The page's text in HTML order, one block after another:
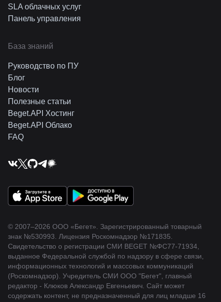
SLA облачных услуг
Панель управления
База знаний
Руководство по ПУ
Блог
Новости
Полезные статьи
Beget.API Хостинг
Beget.API Облако
FAQ
© 2007–2026 ООО «Бегет». Зарегистрированный товарный
знак №530993. Лицензия Роскомнадзор №171835.
Свидетельство о регистрации СМИ BEGET №ФС77-71934,
выданное Федеральной службой по надзору в сфере связи,
информационных технологий и массовых коммуникаций
(Роскомнадзор). Учредитель СМИ ООО "Бегет", главный
редактор - Клюков Александр Евгеньевич. Сайт может
содержать контент, не предназначенный для лиц младше 16